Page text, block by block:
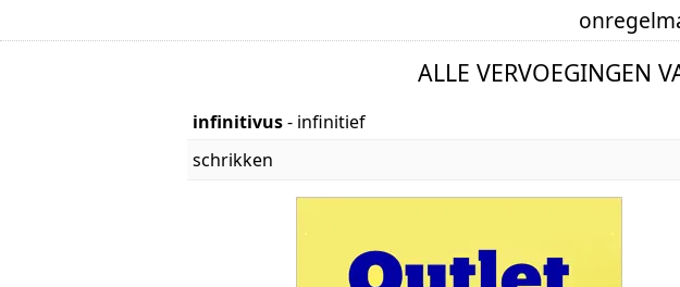
ALLE VERVOEGINGEN
infinitivus- infinitief
schrikken